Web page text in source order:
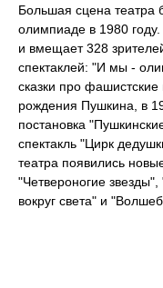
Большая сцена театра
олимпиаде в 1980
и вмещает 328
спектаклей: "И мы -
сказки про
рождения Пушкина, в
постановка
спектакль "Цирк
театра появились
"Четвероногие звезды",
вокруг света" и